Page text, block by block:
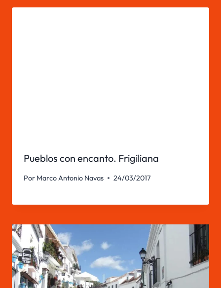
Pueblos con encanto. Frigiliana
Por Marco Antonio Navas 24/03/2017